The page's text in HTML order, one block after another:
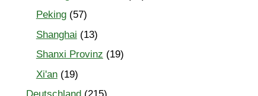
Peking(57)
Shanghai (13)
Shanxi Provinz (19)
Xi'an(19)